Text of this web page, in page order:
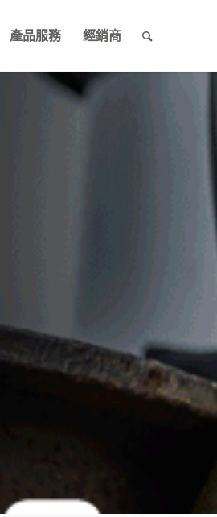
產品服務 經銷商